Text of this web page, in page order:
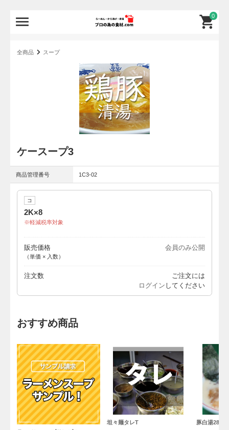
0
全商品 スープ
ケースープ3
商品管理番号 1C3-02
コ
2K×8
軽減税率対象
販売価格
（単価 × 入数）
会員のみ公開
注文数
ご注文には
ログイン してください
おすすめ商品
坦々麺タレT 豚白湯28C